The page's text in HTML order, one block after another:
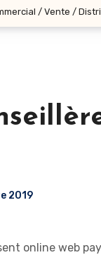
/ Vente /
2019
online web